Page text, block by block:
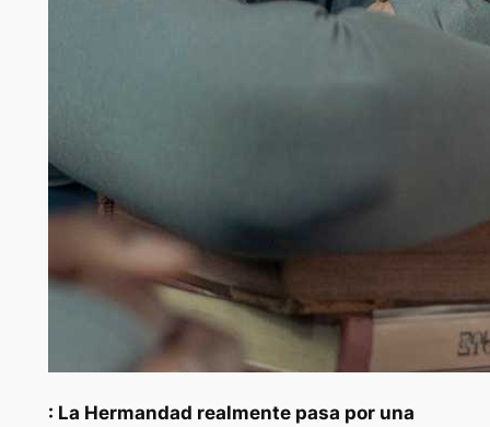
: La Hermandad realmente pasa por una